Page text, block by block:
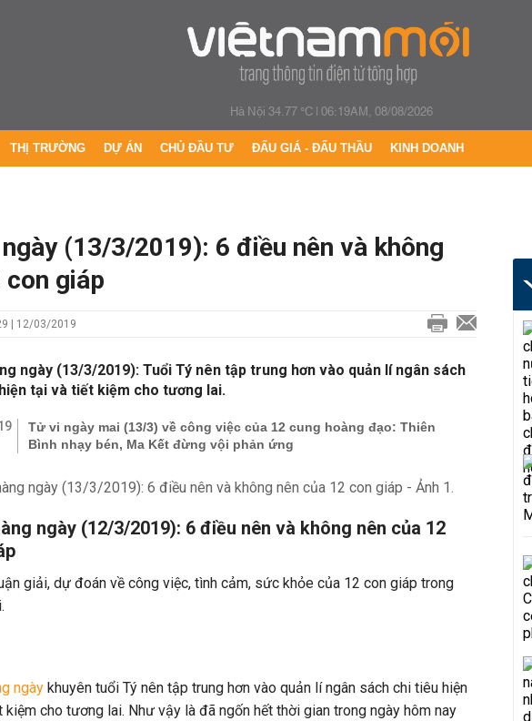
Hà Nội 34.77 °C|06:19AM, 08/08/2026
THỊ TRƯỜNG DỰ ÁN CHỦ ĐẦU TƯ ĐẤU GIÁ - ĐẤU THẦU KINH DOANH
(13/3/2019): 6 điều nên và không
con giáp
| 12/03/2019
ngày (13/3/2019): Tuổi Tý nên tập trung hơn vào quản lí ngân sách
tại và tiết kiệm cho tương lai.
Tử vi ngày mai (13/3) về công việc của 12 cung hoàng đạo: Thiên
Bình nhạy bén, Ma Kết đừng vội phản ứng
ngày (12/3/2019): 6 điều nên và không nên của 12
giải, dự đoán về công việc, tình cảm, sức khỏe của 12 con giáp trong
ngày khuyên tuổi Tý nên tập trung hơn vào quản lí ngân sách chi tiêu hiện
kiệm cho tương lai. Như vậy là đã ngốn hết thời gian trong ngày hôm nay